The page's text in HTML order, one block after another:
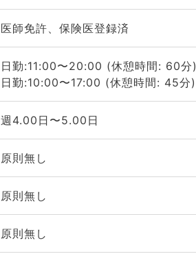
医師免許、保険医登録済
日勤:11:00〜20:00 (休憩時間: 60分)
日勤:10:00〜17:00 (休憩時間: 45分)
週4.00日〜5.00日
原則無し
原則無し
原則無し